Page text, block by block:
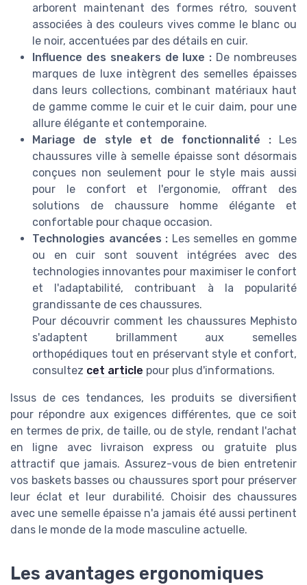
arborent maintenant des formes rétro, souvent
associées à des couleurs vives comme le blanc ou
le noir, accentuées par des détails en cuir.
Influence des sneakers de luxe : De nombreuses
marques de luxe intègrent des semelles épaisses
dans leurs collections, combinant matériaux haut
de gamme comme le cuir et le cuir daim, pour une
allure élégante et contemporaine.
Mariage de style et de fonctionnalité :Les
chaussures ville à semelle épaisse sont désormais
conçues non seulement pour le style mais aussi
pour le confort et l'ergonomie, offrant des
solutions de chaussure homme élégante et
confortable pour chaque occasion.
Technologies avancées : Les semelles en gomme
ou en cuir sont souvent intégrées avec des
technologies innovantes pour maximiser le confort
et l'adaptabilité, contribuant à la popularité
grandissante de ces chaussures.
Pour découvrir comment les chaussures Mephisto
s'adaptent brillamment aux semelles
orthopédiques tout en préservant style et confort,
consultez cet article pour plus d'informations.
Issus de ces tendances, les produits se diversifient
pour répondre aux exigences différentes, que ce soit
en termes de prix, de taille, ou de style, rendant l'achat
en ligne avec livraison express ou gratuite plus
attractif que jamais. Assurez-vous de bien entretenir
vos baskets basses ou chaussures sport pour préserver
leur éclat et leur durabilité. Choisir des chaussures
avec une semelle épaisse n'a jamais été aussi pertinent
dans le monde de la mode masculine actuelle.
Les avantages ergonomiques